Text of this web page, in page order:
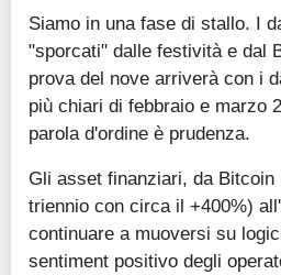
Siamo in una fase di stallo. I
"sporcati" dalle festività e dal
prova del nove arriverà con i
più chiari di febbraio e marzo
parola d'ordine è prudenza.
Gli asset finanziari, da
triennio con circa il +400%)
continuare a muoversi su
sentiment positivo degli